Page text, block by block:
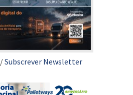
/Subscrever Newsletter